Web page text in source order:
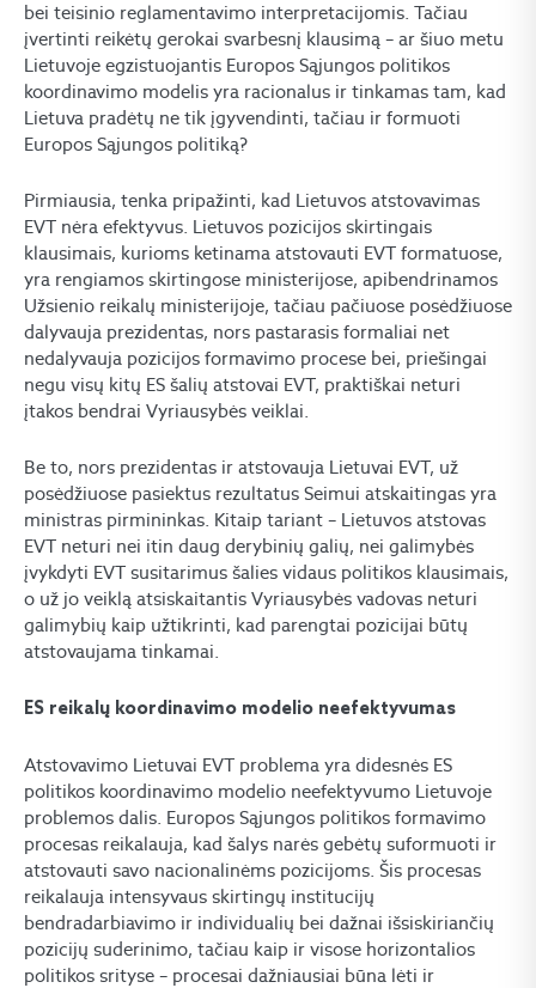
bei teisinio reglamentavimo interpretacijomis. Tačiau
įvertinti reikėtų gerokai svarbesnį klausimą – ar šiuo metu
Lietuvoje egzistuojantis Europos Sąjungos politikos
koordinavimo modelis yra racionalus ir tinkamas tam, kad
Lietuva pradėtų ne tik įgyvendinti, tačiau ir formuoti
Europos Sąjungos politiką?
Pirmiausia, tenka pripažinti, kad Lietuvos atstovavimas
EVT nėra efektyvus. Lietuvos pozicijos skirtingais
klausimais, kurioms ketinama atstovauti EVT formatuose,
yra rengiamos skirtingose ministerijose, apibendrinamos
Užsienio reikalų ministerijoje, tačiau pačiuose posėdžiuose
dalyvauja prezidentas, nors pastarasis formaliai net
nedalyvauja pozicijos formavimo procese bei, priešingai
negu visų kitų ES šalių atstovai EVT, praktiškai neturi
įtakos bendrai Vyriausybės veiklai.
Be to, nors prezidentas ir atstovauja Lietuvai EVT, už
posėdžiuose pasiektus rezultatus Seimui atskaitingas yra
ministras pirmininkas. Kitaip tariant – Lietuvos atstovas
EVT neturi nei itin daug derybinių galių, nei galimybės
įvykdyti EVT susitarimus šalies vidaus politikos klausimais,
o už jo veiklą atsiskaitantis Vyriausybės vadovas neturi
galimybių kaip užtikrinti, kad parengtai pozicijai būtų
atstovaujama tinkamai.
ES reikalų koordinavimo modelio neefektyvumas
Atstovavimo Lietuvai EVT problema yra didesnės ES
politikos koordinavimo modelio neefektyvumo Lietuvoje
problemos dalis. Europos Sąjungos politikos formavimo
procesas reikalauja, kad šalys narės gebėtų suformuoti ir
atstovauti savo nacionalinėms pozicijoms. Šis procesas
reikalauja intensyvaus skirtingų institucijų
bendradarbiavimo ir individualių bei dažnai išsiskiriančių
pozicijų suderinimo, tačiau kaip ir visose horizontalios
politikos srityse – procesai dažniausiai būna lėti ir